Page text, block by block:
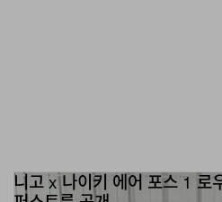
니고 x 나이키 에어 포스 1 로